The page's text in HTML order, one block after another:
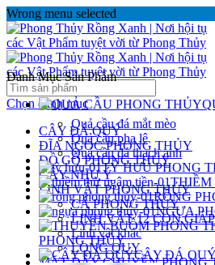
Wrong menu selected
Chọn danh mục
CÂY ĐÁ QUÝ
ĐĨA NGỌC PHONG THỦY
ĐỒ GỖ PHONG THỦY
GẬY NHƯ Ý
LINH VẬT PHONG THỦY
CÁ PHONG THỦY
LINH VẬT 12 CON GIÁP
Linh vật khác
LONG QUY
MẶT DÂY CHUYỀN PHONG
Danh Mục Sản Phẩm
Quả cầu đá mắt mèo
Quả cầu pha lê
Quả cầu đá thạch anh
TỲ HƯU PHONG
THIỀM
RỒNG
NGỰA
PHONG THỦY
CÂY ĐÁ